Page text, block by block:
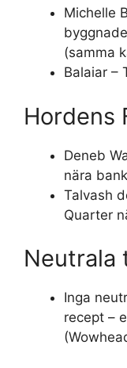
Michelle
(samma
Balaiar –
Hordens
Deneb
nära
Talvash
Quarter
Neutrala
Inga
recept –